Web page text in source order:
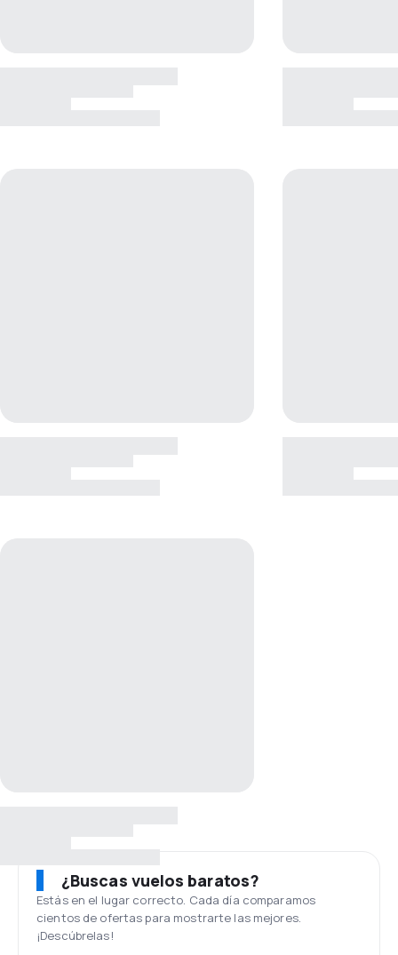
¿Buscas vuelos baratos?
Estás en el lugar correcto. Cada día comparamos
cientos de ofertas para mostrarte las mejores.
¡Descúbrelas!